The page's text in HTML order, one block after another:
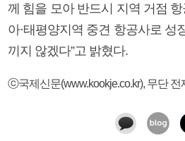
께 힘을 모아 반드시 지역 거점
아·태평양지역 중견 항공사로 성
끼지 않겠다”고 밝혔다.
ⓒ국제신문(www.kookje.co.kr), 무단 전